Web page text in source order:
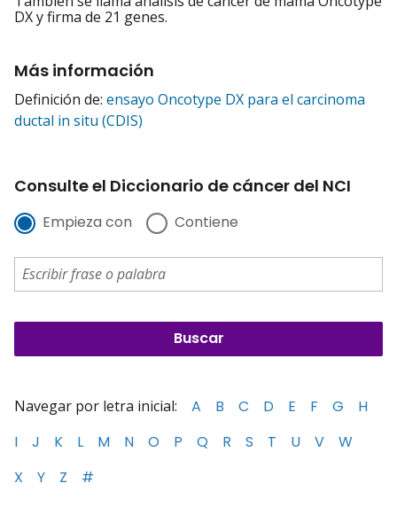
DX y firma de 21 genes.
Más información
Definición de: ensayo Oncotype DX para el carcinoma
ductal in situ (CDIS)
Consulte el Diccionario de cáncer del NCI
Empieza con Contiene
Navegar por letra inicial: A B C D E F G
H
I
J K L M N O P Q R S T U V
W
X
Y Z #